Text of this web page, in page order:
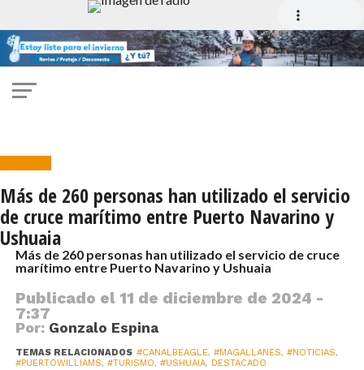
Turismo
Más de 260 personas han utilizado el servicio
de cruce marítimo entre Puerto Navarino y
Ushuaia
Más de 260 personas han utilizado el servicio de cruce
marítimo entre Puerto Navarino y Ushuaia
Publicado el 11 de diciembre de 2024 -
7:37
Por: Gonzalo Espina
TEMAS RELACIONADOS #CANALBEAGLE, #MAGALLANES, #NOTICIAS,
#PUERTOWILLIAMS, #TURISMO, #USHUAIA, DESTACADO